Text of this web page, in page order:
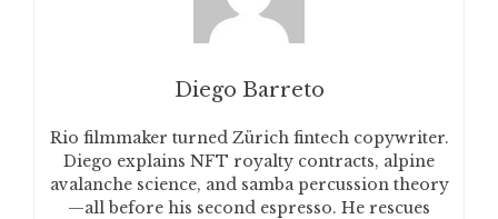
Diego Barreto
Rio filmmaker turned Zürich fintech copywriter.
Diego explains NFT royalty contracts, alpine
avalanche science, and samba percussion theory
—all before his second espresso. He rescues